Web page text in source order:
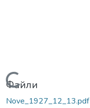
Вантажиться...
Файли
Nove_1927_12_13.pdf